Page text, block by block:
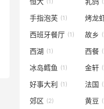
手指泡芙 (1) 烤龙
西班牙餐厅 (1) 故乡
西湖 (1) 西餐
冰岛鳕鱼 (1) 金轩
好事大利 (1) 法国
郊区 (2) 黄豆